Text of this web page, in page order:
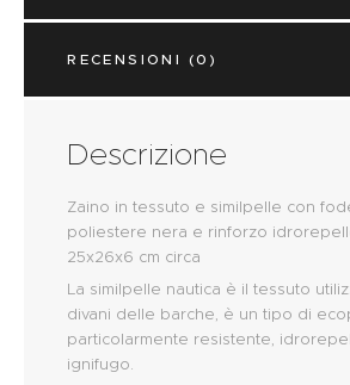
RECENSIONI (0)
Descrizione
Zaino in tessuto e similpelle con
poliestere nera e rinforzo
25x26x6 cm circa
La similpelle nautica è il tessuto
divani delle barche, è un tipo di
particolarmente resistente,
ignifugo.